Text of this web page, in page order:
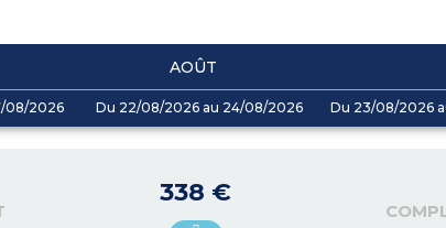
AOÛT
08/2026 Du 22/08/2026 au 24/08/2026 Du 23/08/2026
338 €